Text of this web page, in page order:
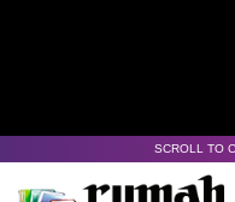
SCROLL TO